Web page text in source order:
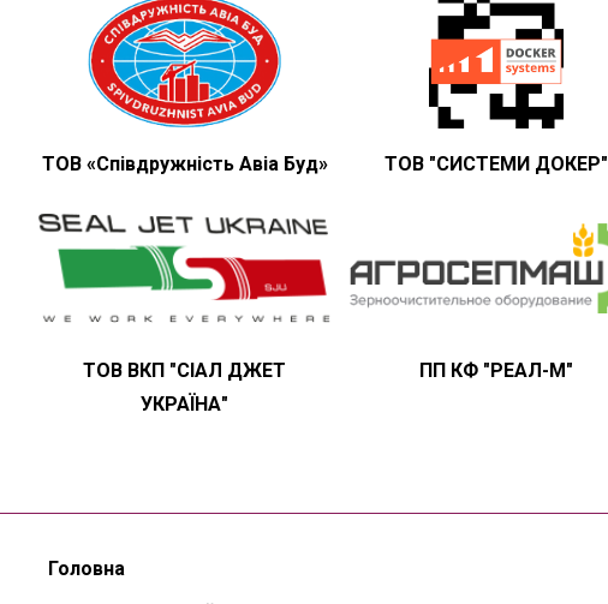
ТОВ «Співдружність Авіа Буд» ТОВ "СИСТЕМИ ДОКЕР"
ТОВ ВКП "СІАЛ ДЖЕТ
УКРАЇНА"
ПП КФ "РЕАЛ-М"
Головна